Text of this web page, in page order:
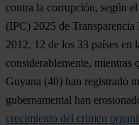
contra la corrupción, según el
(IPC) 2025 de
2012, 12 de los 33 países en
considerablemente, mientras
Guyana (40) han registrado
gubernamental han
crecimiento del crimen